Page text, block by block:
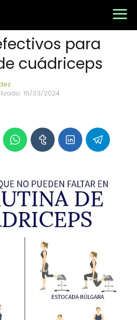
para
cuádriceps
16/03/2024